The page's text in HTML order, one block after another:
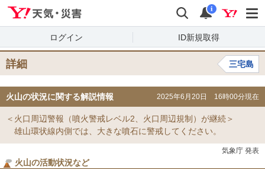
検索 通知
i
ログイン ID新規取得
詳細 三宅島
火山の状況に関する解説情報 2025年6月20日 16時00分現在
＜火口周辺警報（噴火警戒レベル2、火口周辺規制）が継続＞
雄山環状線内側では、大きな噴石に警戒してください。
気象庁 発表
火山の活動状況など